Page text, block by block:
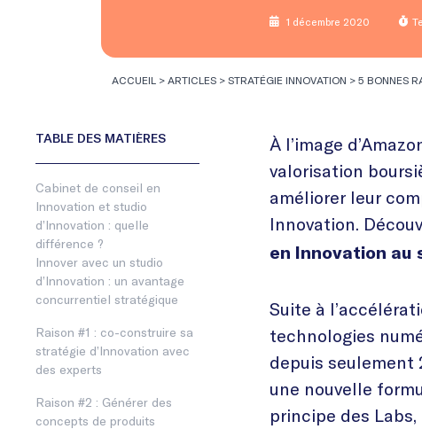
1 décembre 2020
ACCUEIL > ARTICLES > STRATÉGIE INNOVATION > 5 BONNES
Cabinet de conseil en
Innovation et studio
d’Innovation : quelle
différence ?
Innover avec un studio
d’Innovation : un avantage
concurrentiel stratégique
Raison #1 : co-construire sa
stratégie d’Innovation avec
des experts
Raison #2 : Générer des
concepts de produits
À l’image
valorisation
améliorer leur
Innovation.
en Innovation au
Suite à
technologies
depuis seulement
une nouvelle
principe des